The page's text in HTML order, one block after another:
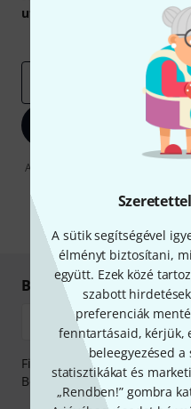
A sütik segítségével
élményt biztosítani,
együtt. Ezek közé
szabott
preferenciák
fenntartásaid, kérjük,
beleegyezésed
statisztikákat és
„Rendben!” gombra
utalvány
Inspiráló
A "Bejelentkezés" gombra
információkat azdata
Biztonságos vásárlás
Fizessen biztonságosan,
Betéti- vagy hitelkártya